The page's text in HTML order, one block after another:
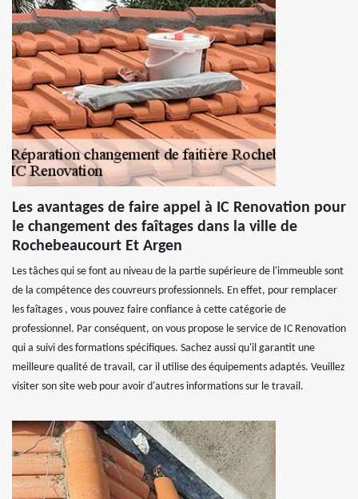
Les avantages de faire appel à IC Renovation pour
le changement des faîtages dans la ville de
Rochebeaucourt Et Argen
Les tâches qui se font au niveau de la partie supérieure de l'immeuble sont
de la compétence des couvreurs professionnels. En effet, pour remplacer
les faîtages , vous pouvez faire confiance à cette catégorie de
professionnel. Par conséquent, on vous propose le service de IC Renovation
qui a suivi des formations spécifiques. Sachez aussi qu'il garantit une
meilleure qualité de travail, car il utilise des équipements adaptés. Veuillez
visiter son site web pour avoir d'autres informations sur le travail.